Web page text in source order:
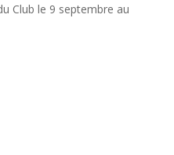
Club le 9 septembre au